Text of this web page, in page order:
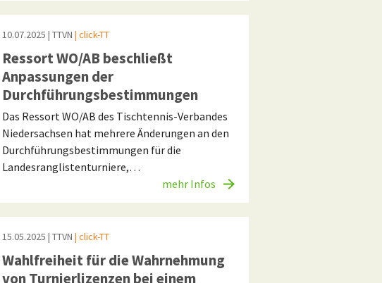
10.07.2025 | TTVN | click-TT
Ressort WO/AB beschließt
Anpassungen der
Durchführungsbestimmungen
Das Ressort WO/AB des Tischtennis-Verbandes
Niedersachsen hat mehrere Änderungen an den
Durchführungsbestimmungen für die
Landesranglistenturniere,…
mehr Infos
15.05.2025 | TTVN | click-TT
Wahlfreiheit für die Wahrnehmung
von Turnierlizenzen bei einem